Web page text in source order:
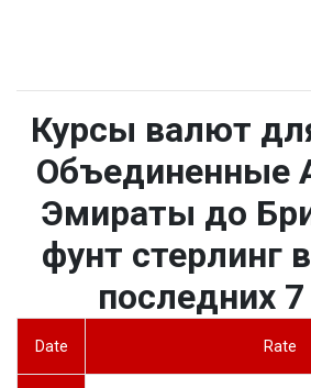
Курсы валют
Объединенные
Эмираты до
фунт стерлинг
последних
Date Rate